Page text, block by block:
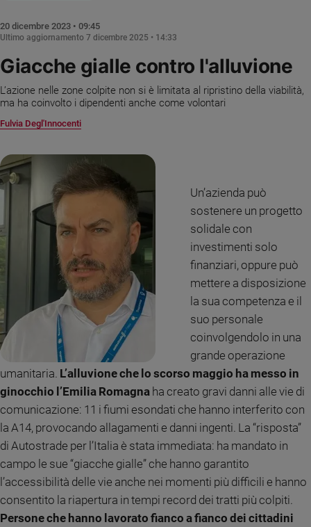
Chiesa
e
Santi
Devozione
Parola
del
Santo
Ambiente
Volontariato
Aziende
valore
Caso
della
settimana
Migranti
Diversità
Giacche gialle contro l'alluvione
L’azione nelle zone colpite non si è limitata al ripristino della viabilità,
ma ha coinvolto i dipendenti anche come volontari
Fulvia Degl'Innocenti
20 dicembre 2023 • 09:45
Ultimo aggiornamento 7 dicembre 2025 • 14:33
Un’azienda può
sostenere un progetto
solidale con
investimenti solo
finanziari, oppure può
mettere a disposizione
la sua competenza e il
suo personale
coinvolgendolo in una
grande operazione
umanitaria. L’alluvione che lo scorso maggio ha messo in
ginocchio l’Emilia Romagna ha creato gravi danni alle vie di
comunicazione: 11 i fiumi esondati che hanno interferito con
la A14, provocando allagamenti e danni ingenti. La “risposta”
di Autostrade per l’Italia è stata immediata: ha mandato in
campo le sue “giacche gialle” che hanno garantito
l’accessibilità delle vie anche nei momenti più difficili e hanno
consentito la riapertura in tempi record dei tratti più colpiti.
Persone che hanno lavorato fianco a fianco dei cittadini